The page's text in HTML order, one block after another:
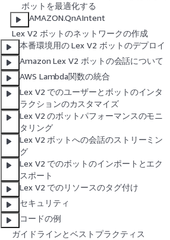
ボットを最適化する
AMAZON.QnAIntent
Lex V2 ボットのネットワークの作成
本番環境用の Lex V2 ボットのデプロイ
Amazon Lex V2 ボットの会話について
AWS Lambda関数の統合
Lex V2 でのユーザーとボットのインタ
ラクションのカスタマイズ
Lex V2 のボットパフォーマンスのモニ
タリング
Lex V2 ボットへの会話のストリーミン
グ
Lex V2 でのボットのインポートとエク
スポート
Lex V2 でのリソースのタグ付け
セキュリティ
コードの例
ガイドラインとベストプラクティス